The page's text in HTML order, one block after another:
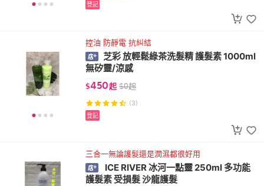
登記
控油 防靜電 抗糾結
芝彩 放輕鬆綠茶洗髮精 護髮素 1000ml
無矽靈/涼感
$450起 $0起
(3)
登記
三合一無論護髮還是潤濕都很好用
ICE RIVER 冰河一點靈 250ml 多功能
護髮素 受損髮 沙龍護髮